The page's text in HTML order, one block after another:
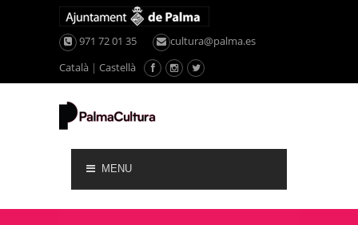
971 72 01 35
cultura@palma.es
Català | Castellà
MENU